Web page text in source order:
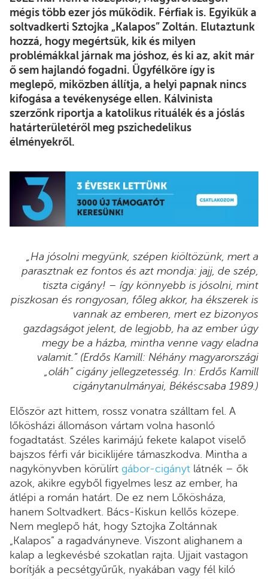
mégis több ezer jós működik. Férfiak is. Egyikük a
soltvadkerti Sztojka „Kalapos” Zoltán. Elutaztunk
hozzá, hogy megértsük, kik és milyen
problémákkal járnak ma jóshoz, és ki az, akit már
ő sem hajlandó fogadni. Ügyfélköre így is
meglepő, miközben állítja, a helyi papnak nincs
kifogása a tevékenysége ellen. Kálvinista
szerzőnk riportja a katolikus rituálék és a jóslás
határterületéről meg pszichedelikus
élményekről.
„Ha jósolni megyünk, szépen kiöltözünk, mert a
parasztnak ez fontos és azt mondja: jajj, de szép,
tiszta cigány! – így könnyebb is jósolni, mint
piszkosan és rongyosan, főleg akkor, ha ékszerek is
vannak az emberen, mert ez bizonyos
gazdagságot jelent, de legjobb, ha az ember úgy
megy be a házba, mintha venne vagy eladna
valamit.” (Erdős Kamill: Néhány magyarországi
„oláh” cigány jellegzetesség. In: Erdős Kamill
cigánytanulmányai, Békéscsaba 1989.)
Először azt hittem, rossz vonatra szálltam fel. A
lőkösházi állomáson vártam volna hasonló
fogadtatást. Széles karimájú fekete kalapot viselő
bajszos férfi vár biciklijére támaszkodva. Mintha a
nagykönyvben körülírt gábor-cigányt látnék – ők
azok, akikre egyből figyelmes lesz az ember, ha
átlépi a román határt. De ez nem Lőkösháza,
hanem Soltvadkert. Bács-Kiskun kellős közepe.
Nem meglepő hát, hogy Sztojka Zoltánnak
„Kalapos” a ragadványneve. Viszont alighanem a
kalap a legkevésbé szokatlan rajta. Ujjait vastagon
borítják a pecsétgyűrűk, nyakában vagy fél kiló